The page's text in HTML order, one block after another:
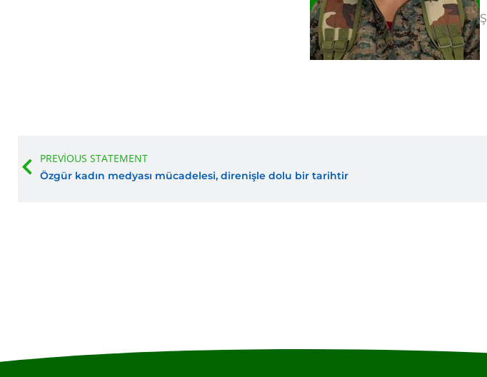
PREVIOUS STATEMENT
Özgür kadın medyası mücadelesi, direnişle dolu bir tarihtir